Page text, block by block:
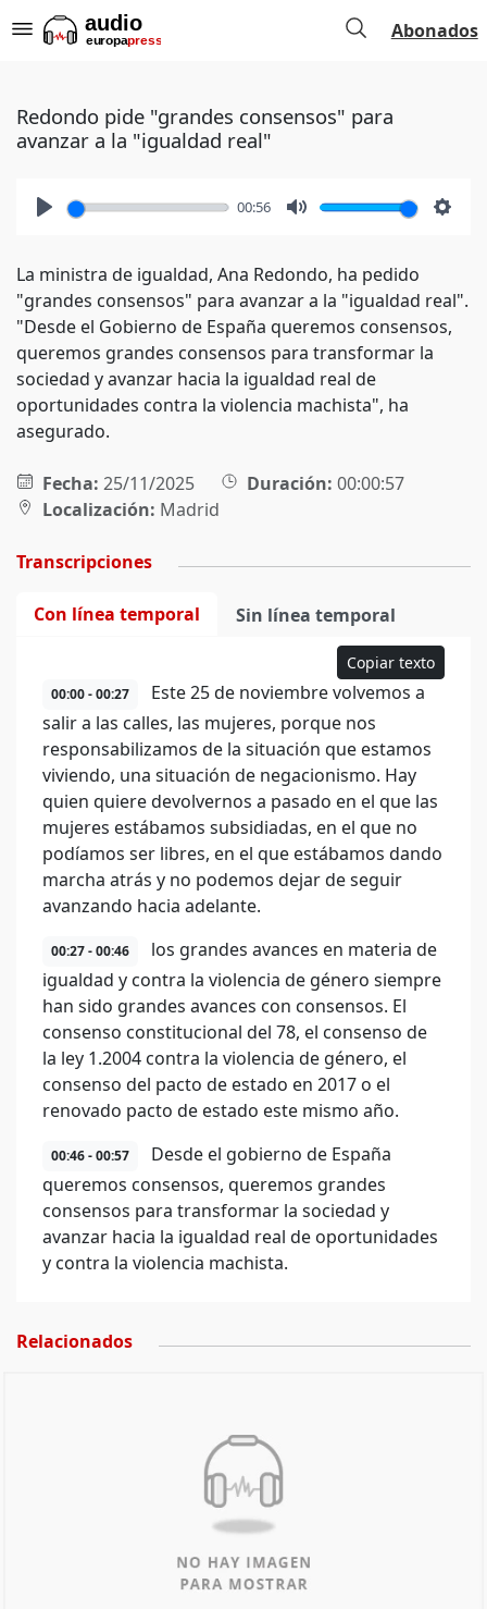
Abonados
Redondo pide "grandes consensos" para
avanzar a la "igualdad real"
00:56
La ministra de igualdad, Ana Redondo, ha pedido
"grandes consensos" para avanzar a la "igualdad real".
"Desde el Gobierno de España queremos consensos,
queremos grandes consensos para transformar la
sociedad y avanzar hacia la igualdad real de
oportunidades contra la violencia machista", ha
asegurado.
Fecha: 25/11/2025 Duración: 00:00:57
Localización: Madrid
Transcripciones
Con línea temporal Sin línea temporal
Copiar texto
00:00 - 00:27
Este 25 de noviembre volvemos a
salir a las calles, las mujeres, porque nos
responsabilizamos de la situación que estamos
viviendo, una situación de negacionismo. Hay
quien quiere devolvernos a pasado en el que las
mujeres estábamos subsidiadas, en el que no
podíamos ser libres, en el que estábamos dando
marcha atrás y no podemos dejar de seguir
avanzando hacia adelante.
00:27 - 00:46
los grandes avances en materia de
igualdad y contra la violencia de género siempre
han sido grandes avances con consensos. El
consenso constitucional del 78, el consenso de
la ley 1.2004 contra la violencia de género, el
consenso del pacto de estado en 2017 o el
renovado pacto de estado este mismo año.
00:46 - 00:57
Desde el gobierno de España
queremos consensos, queremos grandes
consensos para transformar la sociedad y
avanzar hacia la igualdad real de oportunidades
y contra la violencia machista.
Relacionados